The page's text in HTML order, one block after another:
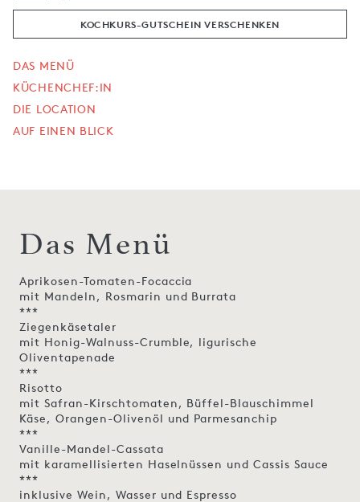
KOCHKURS-GUTSCHEIN VERSCHENKEN
DAS MENÜ
KÜCHENCHEF:IN
DIE LOCATION
AUF EINEN BLICK
Das Menü
Aprikosen-Tomaten-Focaccia
mit Mandeln, Rosmarin und Burrata
***
Ziegenkäsetaler
mit Honig-Walnuss-Crumble, ligurische
Oliventapenade
***
Risotto
mit Safran-Kirschtomaten, Büffel-Blauschimmel
Käse, Orangen-Olivenöl und Parmesanchip
***
Vanille-Mandel-Cassata
mit karamellisierten Haselnüssen und Cassis Sauce
***
inklusive Wein, Wasser und Espresso